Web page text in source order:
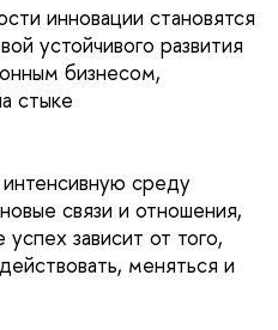
инновации становятся
устойчивого развития
бизнесом,
стыке
среду
связи и отношения,
зависит от того,
меняться и